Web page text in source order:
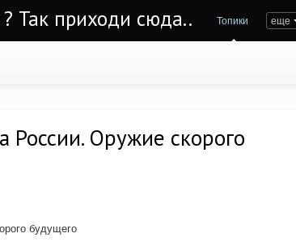
Так приходи сюда.. Топики еще
России. Оружие скорого
будущего